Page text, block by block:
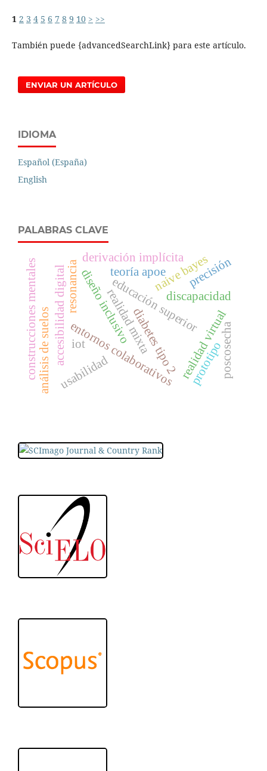
1 2 3 4 5 6 7 8 9 10 > >>
También puede {advancedSearchLink} para este artículo.
ENVIAR UN ARTÍCULO
IDIOMA
Español (España)
English
PALABRAS CLAVE
realidad mixta
educación superior
entornos colaborativosrealidad virtual
accesibilidad digitaldiseño inclusivo discapacidad
usabilidad diabetes tipo 2
naive bayes
resonancia
análisis de suelos
derivación implícita
teoría apoe
construcciones mentales iot poscosecha
prototipo
precisión